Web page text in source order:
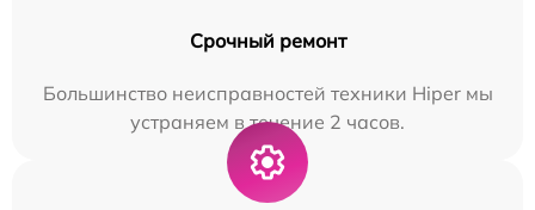
Срочный ремонт
Большинство неисправностей техники Hiper мы
устраняем в течение 2 часов.